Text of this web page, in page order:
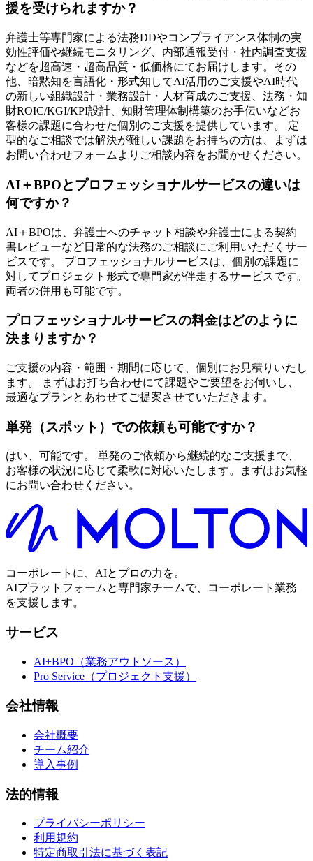
援を受けられますか？
弁護士等専門家による法務DDやコンプライアンス体制の実
効性評価や継続モニタリング、内部通報受付・社内調査支援
などを超高速・超高品質・低価格にてお届けします。その
他、暗黙知を言語化・形式知してAI活用のご支援やAI時代
の新しい組織設計・業務設計・人材育成のご支援、法務・知
財ROIC/KGI/KPI設計、知財管理体制構築のお手伝いなどお
客様の課題に合わせた個別のご支援を提供しています。 定
型的なご相談では解決が難しい課題をお持ちの方は、まずは
お問い合わせフォームよりご相談内容をお聞かせください。
AI＋BPOとプロフェッショナルサービスの違いは
何ですか？
AI＋BPOは、弁護士へのチャット相談や弁護士による契約
書レビューなど日常的な法務のご相談にご利用いただくサー
ビスです。 プロフェッショナルサービスは、個別の課題に
対してプロジェクト形式で専門家が伴走するサービスです。
両者の併用も可能です。
プロフェッショナルサービスの料金はどのように
決まりますか？
ご支援の内容・範囲・期間に応じて、個別にお見積りいたし
ます。 まずはお打ち合わせにて課題やご要望をお伺いし、
最適なプランとあわせてご提案させていただきます。
単発（スポット）での依頼も可能ですか？
はい、可能です。 単発のご依頼から継続的なご支援まで、
お客様の状況に応じて柔軟に対応いたします。まずはお気軽
にお問い合わせください。
コーポレートに、AIとプロの力を。
AIプラットフォームと専門家チームで、コーポレート業務
を支援します。
サービス
AI+BPO（業務アウトソース）
Pro Service（プロジェクト支援）
会社情報
会社概要
チーム紹介
導入事例
法的情報
プライバシーポリシー
利用規約
特定商取引法に基づく表記